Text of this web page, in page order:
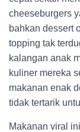
cheeseburgers
bahkan dessert
topping tak
kalangan anak
kuliner mereka
makanan enak
tidak tertarik
Makanan viral